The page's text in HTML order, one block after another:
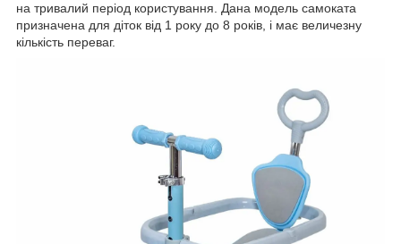
на тривалий період користування. Дана модель самоката
призначена для діток від 1 року до 8 років, і має величезну
кількість переваг.